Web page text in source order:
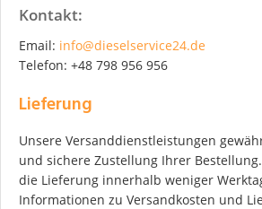
Kontakt:
Email: info@dieselservice24.de
Telefon: +48 798 956 956
Lieferung
Unsere Versanddienstleistungen
und sichere Zustellung Ihrer
die Lieferung innerhalb weniger
Informationen zu Versandkosten und